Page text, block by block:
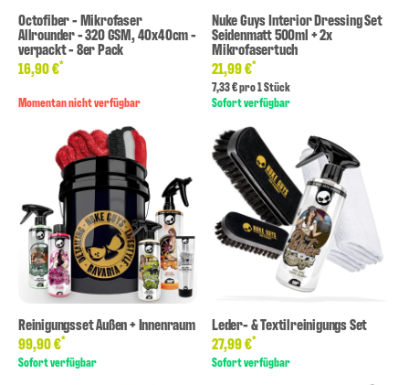
Octofiber - Mikrofaser
Allrounder - 320 GSM, 40x40cm -
verpackt - 8er Pack
16,90 €*
Momentan nicht verfügbar
Nuke Guys Interior Dressing Set
Seidenmatt 500ml + 2x
Mikrofasertuch
21,99 €*
7,33 € pro 1 Stück
Sofort verfügbar
Reinigungsset Außen + Innenraum
99,90 €*
Sofort verfügbar
Leder- & Textilreinigungs Set
27,99 €*
Sofort verfügbar